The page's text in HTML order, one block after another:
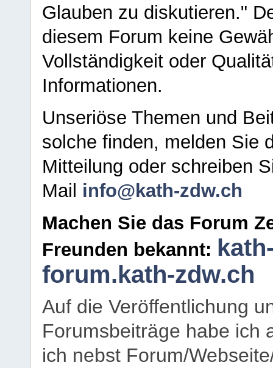
Glauben zu diskutieren."
diesem Forum keine
Vollständigkeit oder
Informationen.
Unseriöse Themen und
solche finden, melden Sie
Mitteilung oder schreiben
Mail info@kath-zdw.ch
Machen Sie das Forum
Freunden bekannt:
forum.kath-zdw.ch
Auf die Veröffentlichung
Forumsbeiträge habe ich
ich nebst Forum/